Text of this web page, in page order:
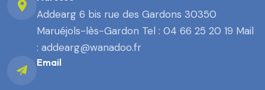
Addearg 6 bis rue des Gardons 30350
Maruéjols-lès-Gardon Tel : 04 66 25 20 19 Mail
: addearg@wanadoo.fr
Email